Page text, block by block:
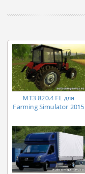
MТЗ 820.4 FL для
Farming Simulator 2015